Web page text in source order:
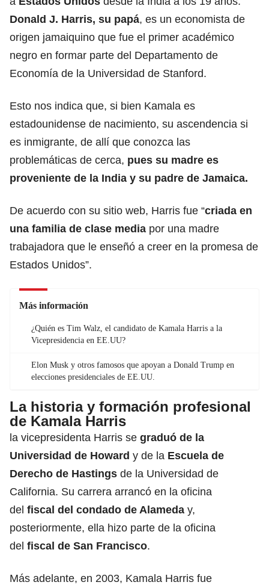
Donald J. Harris, su papá, es un economista de
origen jamaiquino que fue el primer académico
negro en formar parte del Departamento de
Economía de la Universidad de Stanford.
Esto nos indica que, si bien Kamala es
estadounidense de nacimiento, su ascendencia si
es inmigrante, de allí que conozca las
problemáticas de cerca, pues su madre es
proveniente de la India y su padre de Jamaica.
De acuerdo con su sitio web, Harris fue “criada en
una familia de clase media por una madre
trabajadora que le enseñó a creer en la promesa de
Estados Unidos”.
Más información
¿Quién es Tim Walz, el candidato de Kamala Harris a la
Vicepresidencia en EE.UU?
Elon Musk y otros famosos que apoyan a Donald Trump en
elecciones presidenciales de EE.UU.
La historia y formación profesional
de Kamala Harris
la vicepresidenta Harris se graduó de la
Universidad de Howard y de la Escuela de
Derecho de Hastings de la Universidad de
California. Su carrera arrancó en la oficina
del fiscal del condado de Alameda y,
posteriormente, ella hizo parte de la oficina
del fiscal de San Francisco.
Más adelante, en 2003, Kamala Harris fue